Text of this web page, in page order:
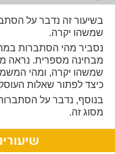
בשיעור זה נדבר על
שמשהו יקרה.
נסביר מהי הסתברות
מבחינה מספרית. נראה
שמשהו יקרה, ומהי
כיצד לפתור שאלות
בנוסף, נדבר על
מסוג זה.